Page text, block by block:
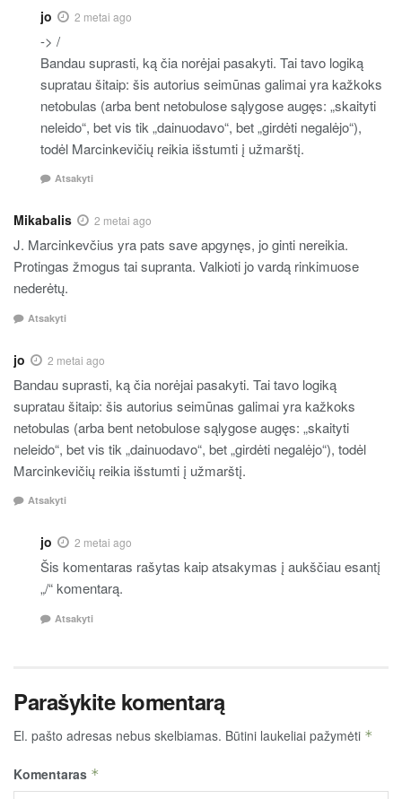
jo 2 metai ago
-> /
Bandau suprasti, ką čia norėjai pasakyti. Tai tavo logiką
supratau šitaip: šis autorius seimūnas galimai yra kažkoks
netobulas (arba bent netobulose sąlygose augęs: „skaityti
neleido“, bet vis tik „dainuodavo“, bet „girdėti negalėjo“),
todėl Marcinkevičių reikia išstumti į užmarštį.
Atsakyti
Mikabalis 2 metai ago
J. Marcinkevčius yra pats save apgynęs, jo ginti nereikia.
Protingas žmogus tai supranta. Valkioti jo vardą rinkimuose
nederėtų.
Atsakyti
jo 2 metai ago
Bandau suprasti, ką čia norėjai pasakyti. Tai tavo logiką
supratau šitaip: šis autorius seimūnas galimai yra kažkoks
netobulas (arba bent netobulose sąlygose augęs: „skaityti
neleido“, bet vis tik „dainuodavo“, bet „girdėti negalėjo“), todėl
Marcinkevičių reikia išstumti į užmarštį.
Atsakyti
jo 2 metai ago
Šis komentaras rašytas kaip atsakymas į aukščiau esantį
„/“ komentarą.
Atsakyti
Parašykite komentarą
El. pašto adresas nebus skelbiamas. Būtini laukeliai pažymėti *
Komentaras *